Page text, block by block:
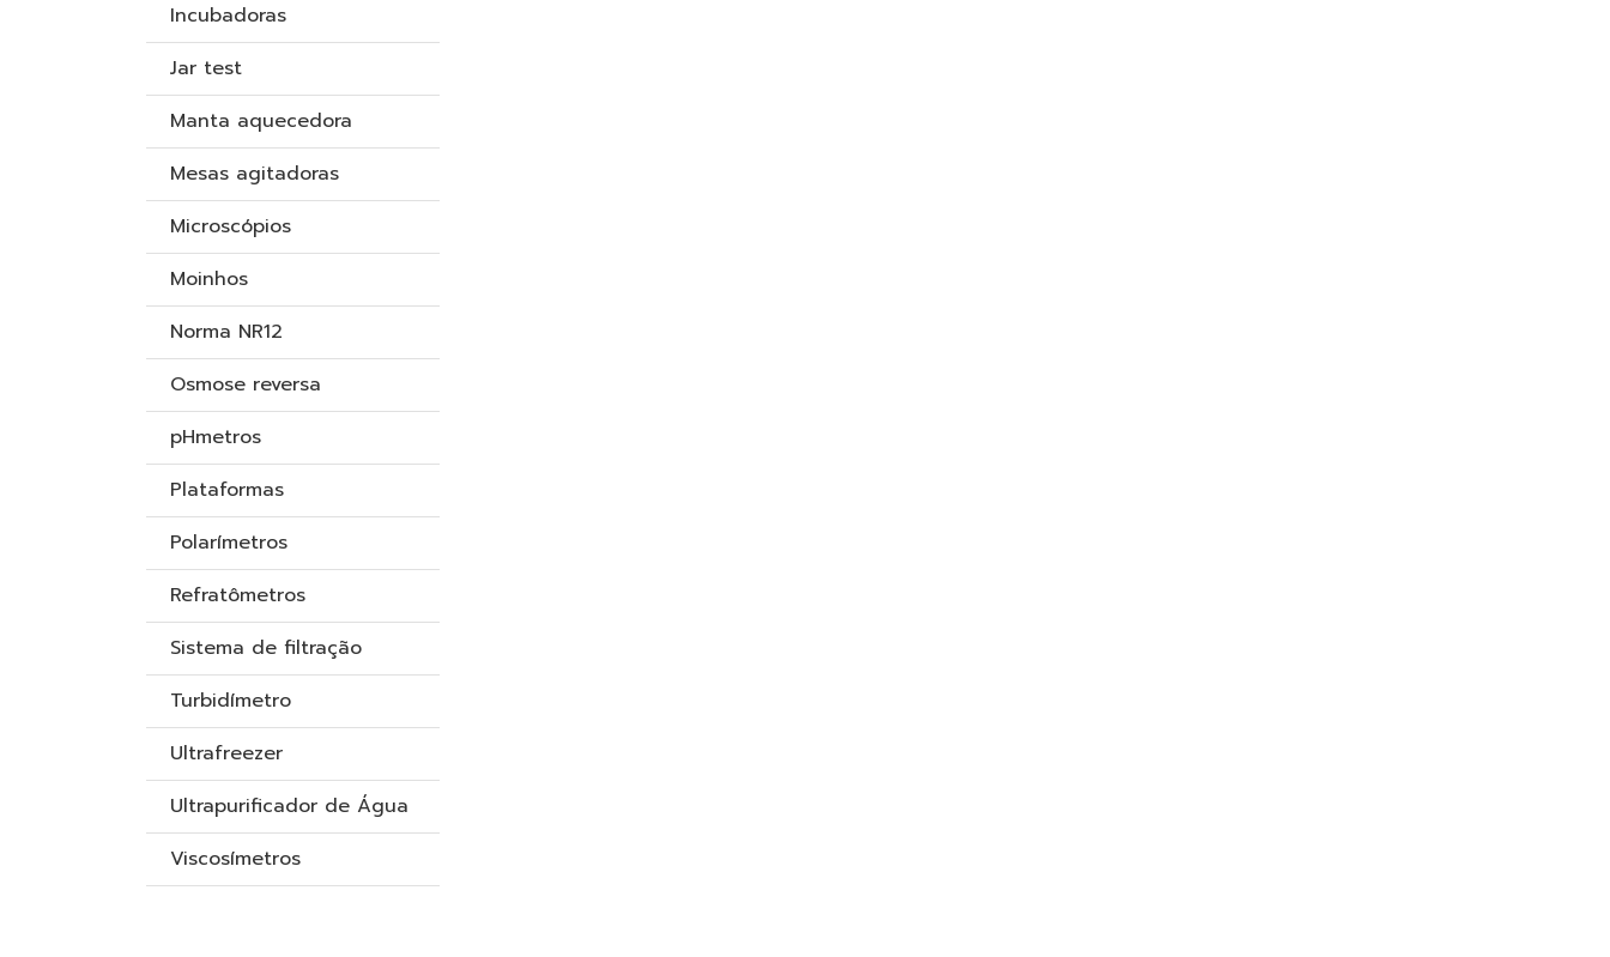
Incubadoras
Jar test
Manta aquecedora
Mesas agitadoras
Microscópios
Moinhos
Norma NR12
Osmose reversa
pHmetros
Plataformas
Polarímetros
Refratômetros
Sistema de filtração
Turbidímetro
Ultrafreezer
Ultrapurificador de Água
Viscosímetros